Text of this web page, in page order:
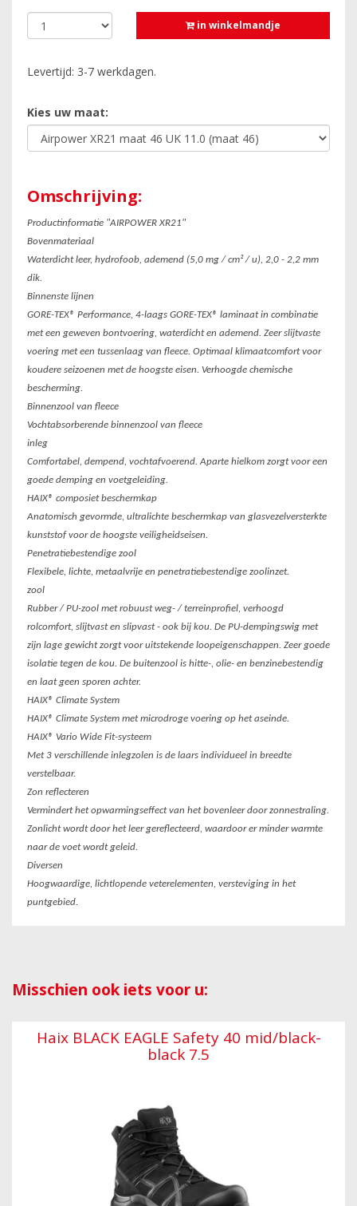
in winkelmandje
Levertijd: 3-7 werkdagen.
Kies uw maat:
Omschrijving:
Productinformatie "AIRPOWER XR21"
Bovenmateriaal
Waterdicht leer, hydrofoob, ademend (5,0 mg / cm² / u), 2,0 - 2,2 mm
dik.
Binnenste lijnen
GORE-TEX® Performance, 4-laags GORE-TEX® laminaat in combinatie
met een geweven bontvoering, waterdicht en ademend. Zeer slijtvaste
voering met een tussenlaag van fleece. Optimaal klimaatcomfort voor
koudere seizoenen met de hoogste eisen. Verhoogde chemische
bescherming.
Binnenzool van fleece
Vochtabsorberende binnenzool van fleece
inleg
Comfortabel, dempend, vochtafvoerend. Aparte hielkom zorgt voor een
goede demping en voetgeleiding.
HAIX® composiet beschermkap
Anatomisch gevormde, ultralichte beschermkap van glasvezelversterkte
kunststof voor de hoogste veiligheidseisen.
Penetratiebestendige zool
Flexibele, lichte, metaalvrije en penetratiebestendige zoolinzet.
zool
Rubber / PU-zool met robuust weg- / terreinprofiel, verhoogd
rolcomfort, slijtvast en slipvast - ook bij kou. De PU-dempingswig met
zijn lage gewicht zorgt voor uitstekende loopeigenschappen. Zeer goede
isolatie tegen de kou. De buitenzool is hitte-, olie- en benzinebestendig
en laat geen sporen achter.
HAIX® Climate System
HAIX® Climate System met microdroge voering op het aseinde.
HAIX® Vario Wide Fit-systeem
Met 3 verschillende inlegzolen is de laars individueel in breedte
verstelbaar.
Zon reflecteren
Vermindert het opwarmingseffect van het bovenleer door zonnestraling.
Zonlicht wordt door het leer gereflecteerd, waardoor er minder warmte
naar de voet wordt geleid.
Diversen
Hoogwaardige, lichtlopende veterelementen, versteviging in het
puntgebied.
Misschien ook iets voor u:
Haix BLACK EAGLE Safety 40 mid/black-
black 7.5